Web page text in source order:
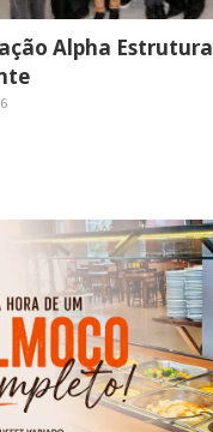
Alpha Estrutura